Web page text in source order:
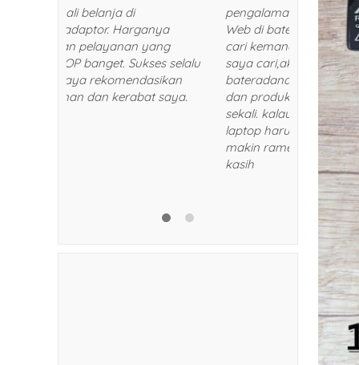
Senang sekali belanja di
bateraidanadaptor. Harganya
bersaing dan pelayanan yang
diberikan TOP banget. Sukses selalu
dan akan saya rekomendasikan
kepada teman dan kerabat saya.
Web di
cari
saya
dan
sekali.
laptop
makin
kasih
RATING5/5